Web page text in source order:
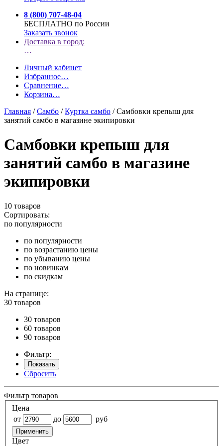
8 (800) 707-48-04
БЕСПЛАТНО по России
Заказать звонок
Доставка в город:
…
Личный кабинет
Избранное…
Сравнение…
Корзина…
Главная /Самбо /Куртка самбо /Самбовки крепыш для
занятий самбо в магазине экипировки
Самбовки крепыш для
занятий самбо в магазине
экипировки
10 товаров
Сортировать:
по популярности
по популярности
по возрастанию цены
по убыванию цены
по новинкам
по скидкам
На странице:
30 товаров
30 товаров
60 товаров
90 товаров
Фильтр:
Показать
Сбросить
Фильтр товаров
Цена
от
до руб
Применить
Цвет